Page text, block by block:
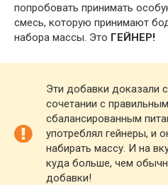
попробовать принимать
смесь, которую принимают
набора массы. Это ГЕЙНЕР!
Эти добавки доказали
сочетании с
сбалансированным
употреблял гейнеры, и
набирать массу. И на
куда больше, чем
добавки!